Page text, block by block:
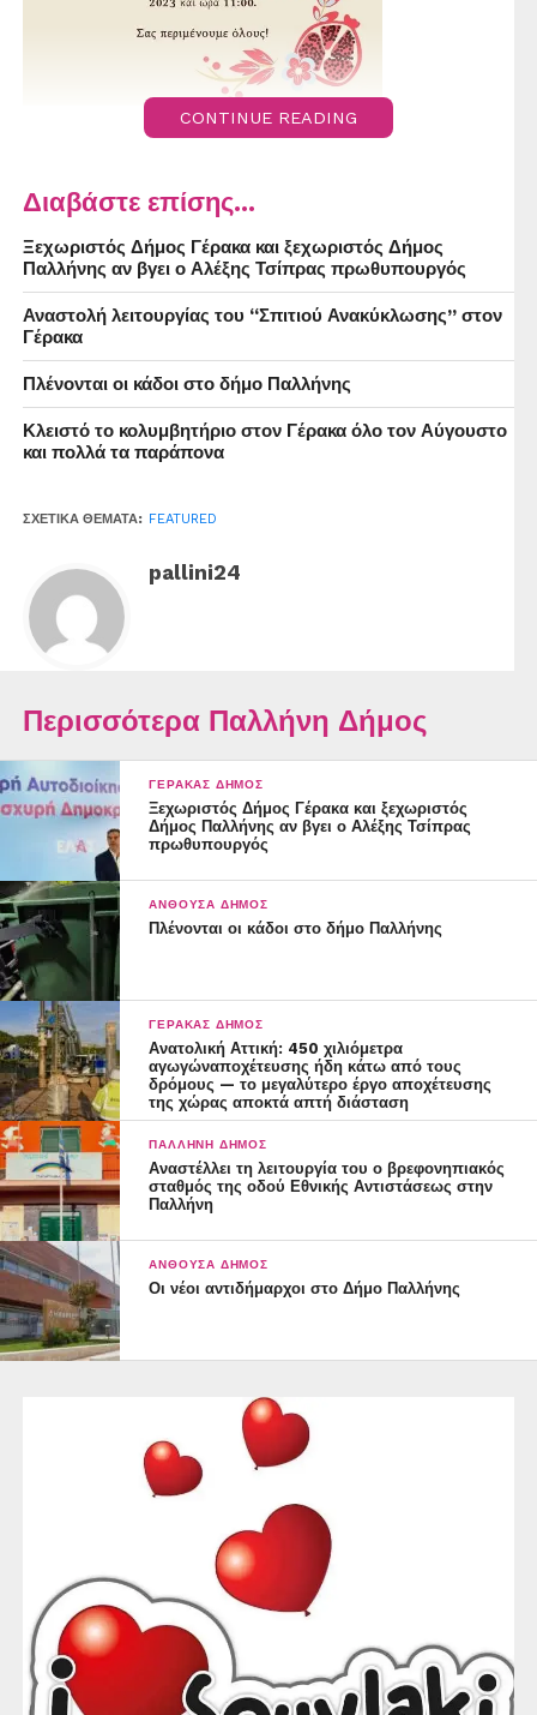
CONTINUE READING
Διαβάστε επίσης...
Ξεχωριστός Δήμος Γέρακα και ξεχωριστός Δήμος
Παλλήνης αν βγει ο Αλέξης Τσίπρας πρωθυπουργός
Αναστολή λειτουργίας του “Σπιτιού Ανακύκλωσης” στον
Γέρακα
Πλένονται οι κάδοι στο δήμο Παλλήνης
Κλειστό το κολυμβητήριο στον Γέρακα όλο τον Αύγουστο
και πολλά τα παράπονα
ΣΧΕΤΙΚΆ ΘΈΜΑΤΑ: FEATURED
pallini24
Περισσότερα Παλλήνη Δήμος
ΓΈΡΑΚΑΣ ΔΉΜΟΣ
Ξεχωριστός Δήμος Γέρακα και ξεχωριστός
Δήμος Παλλήνης αν βγει ο Αλέξης Τσίπρας
πρωθυπουργός
ΑΝΘΟΎΣΑ ΔΉΜΟΣ
Πλένονται οι κάδοι στο δήμο Παλλήνης
ΓΈΡΑΚΑΣ ΔΉΜΟΣ
Ανατολική Αττική: 450 χιλιόμετρα
αγωγώναποχέτευσης ήδη κάτω από τους
δρόμους — το μεγαλύτερο έργο αποχέτευσης
της χώρας αποκτά απτή διάσταση
ΠΑΛΛΉΝΗ ΔΉΜΟΣ
Αναστέλλει τη λειτουργία του ο βρεφονηπιακός
σταθμός της οδού Εθνικής Αντιστάσεως στην
Παλλήνη
ΑΝΘΟΎΣΑ ΔΉΜΟΣ
Οι νέοι αντιδήμαρχοι στο Δήμο Παλλήνης